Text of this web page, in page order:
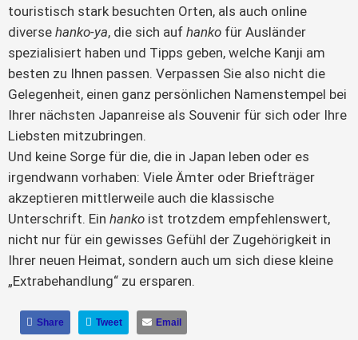
touristisch stark besuchten Orten, als auch online
diverse hanko-ya, die sich auf hanko für Ausländer
spezialisiert haben und Tipps geben, welche Kanji am
besten zu Ihnen passen. Verpassen Sie also nicht die
Gelegenheit, einen ganz persönlichen Namenstempel bei
Ihrer nächsten Japanreise als Souvenir für sich oder Ihre
Liebsten mitzubringen.
Und keine Sorge für die, die in Japan leben oder es
irgendwann vorhaben: Viele Ämter oder Briefträger
akzeptieren mittlerweile auch die klassische
Unterschrift. Ein hanko ist trotzdem empfehlenswert,
nicht nur für ein gewisses Gefühl der Zugehörigkeit in
Ihrer neuen Heimat, sondern auch um sich diese kleine
„Extrabehandlung“ zu ersparen.
Share Tweet Email